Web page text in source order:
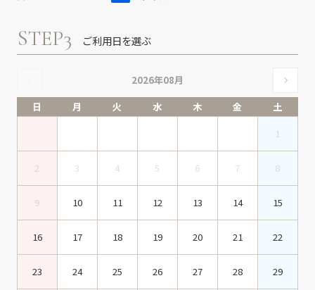
STEP3 ご利用日を選ぶ
2026年08月
日
月 火 水 木 金
土
1
2 3 4 5 6 7 8
9 10 11 12 13 14 15
16 17 18 19 20 21 22
23 24 25 26 27 28 29